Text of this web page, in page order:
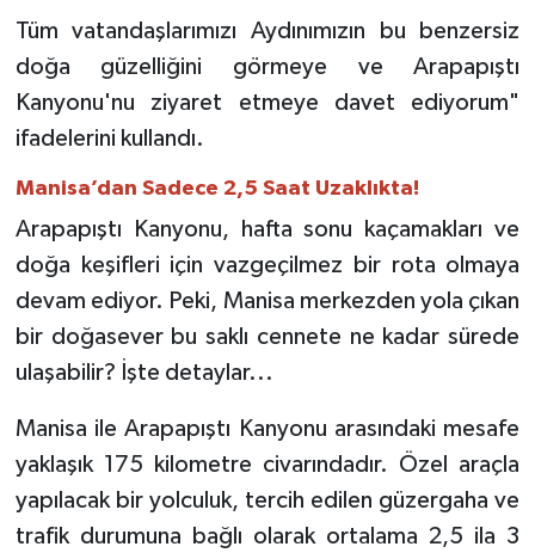
Tüm vatandaşlarımızı Aydınımızın bu benzersiz
doğa güzelliğini görmeye ve Arapapıştı
Kanyonu'nu ziyaret etmeye davet ediyorum"
ifadelerini kullandı.
Manisa’dan Sadece 2,5 Saat Uzaklıkta!
Arapapıştı Kanyonu, hafta sonu kaçamakları ve
doğa keşifleri için vazgeçilmez bir rota olmaya
devam ediyor. Peki, Manisa merkezden yola çıkan
bir doğasever bu saklı cennete ne kadar sürede
ulaşabilir? İşte detaylar...
Manisa ile Arapapıştı Kanyonu arasındaki mesafe
yaklaşık 175 kilometre civarındadır. Özel araçla
yapılacak bir yolculuk, tercih edilen güzergaha ve
trafik durumuna bağlı olarak ortalama 2,5 ila 3